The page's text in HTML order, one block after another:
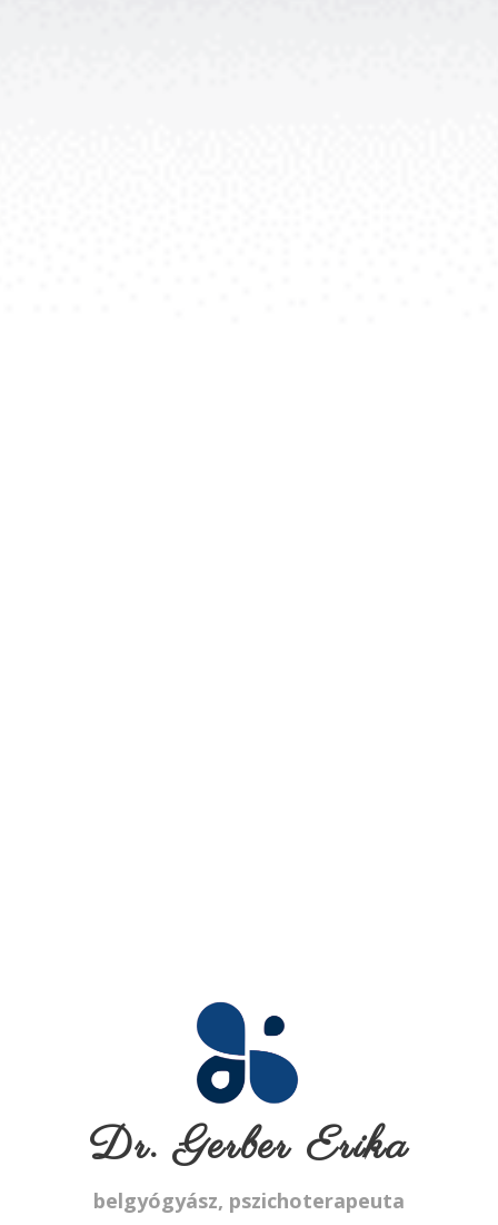
Dr. Gerber Erika
belgyógyász, pszichoterapeuta